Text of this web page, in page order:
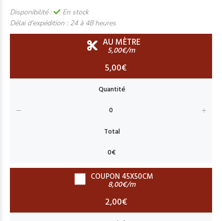
Disponibilité :
En stock
Délai d'expédition : 24 à 48 heures
AU MÈTRE
5,00€/m
5,00€
COUPON 45X50CM
8,00€/m
2,00€